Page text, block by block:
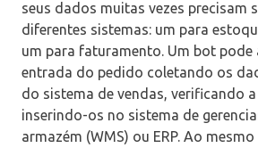
seus dados muitas vezes precisam
diferentes sistemas: um para
um para faturamento. Um bot
entrada do pedido coletando os
do sistema de vendas, verificando
inserindo-os no sistema de
armazém (WMS) ou ERP. Ao